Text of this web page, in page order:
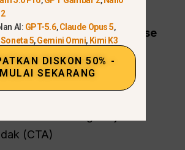
yang lain pada tahun 2026:
Manfaat (30–60 % Montase
rasa frustrasi →
(CTA)
AI: GPT-5.6,Claude Opus 5,
5,Gemini Omni, Kimi K3
DISKON 50% -
MULAI SEKARANG